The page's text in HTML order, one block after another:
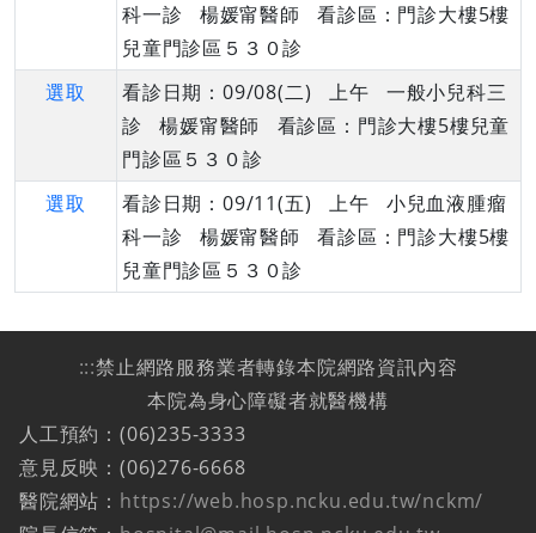
科一診 楊媛甯醫師 看診區：門診大樓5樓
兒童門診區５３０診
選取
看診日期：09/08(二) 上午 一般小兒科三
診 楊媛甯醫師 看診區：門診大樓5樓兒童
門診區５３０診
選取
看診日期：09/11(五) 上午 小兒血液腫瘤
科一診 楊媛甯醫師 看診區：門診大樓5樓
兒童門診區５３０診
:::禁止網路服務業者轉錄本院網路資訊內容
本院為身心障礙者就醫機構
人工預約：(06)235-3333
意見反映：(06)276-6668
醫院網站： https://web.hosp.ncku.edu.tw/nckm/